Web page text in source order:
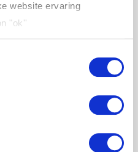
website ervaring
"ok''
We zijn geen
staan ten slotte toch
je open vragen en
zijn er immers
als coach of